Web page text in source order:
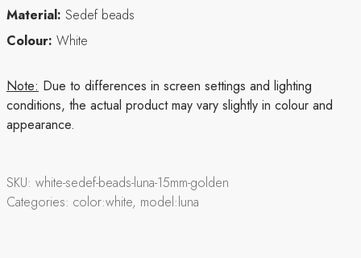
Material: Sedef beads
Colour: White
Note: Due to differences in screen settings and lighting
conditions, the actual product may vary slightly in colour and
appearance.
SKU: white-sedef-beads-luna-15mm-golden
Categories: color:white, model:luna